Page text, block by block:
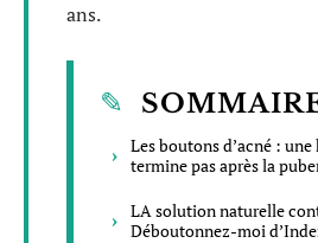
ans.
Les boutons d’acné :
termine pas après la
LA solution naturelle
Déboutonnez-moi